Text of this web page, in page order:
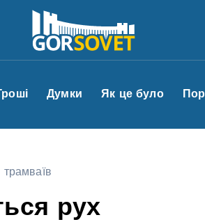
Гроші Думки Як це було
трамваїв
рух